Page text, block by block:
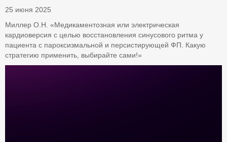
25 июня 2025
Миллер О.Н. «Медикаментозная или электрическая
кардиоверсия с целью восстановления синусового ритма у
пациента с пароксизмальной и персистирующей ФП. Какую
стратегию применить, выбирайте сами!»